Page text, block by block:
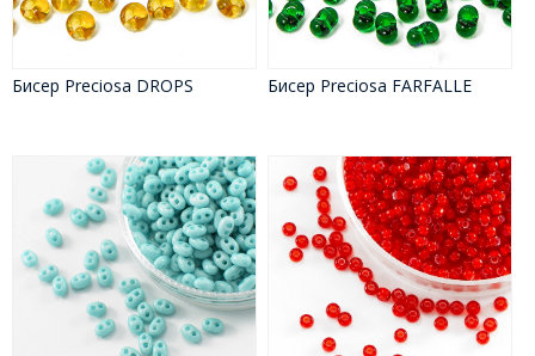
Бисер Preciosa DROPS Бисер Preciosa FARFALLE